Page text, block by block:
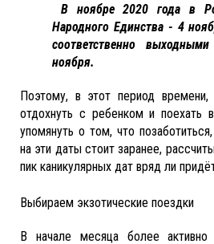
В ноябре 2020 года в
Народного Единства - 4
соответственно
ноября.
Поэтому, в этот период времени,
отдохнуть с ребенком и поехать
упомянуть о том, что
на эти даты стоит заранее,
пик каникулярных дат вряд ли
Выбираем экзотические поездки
В начале месяца более